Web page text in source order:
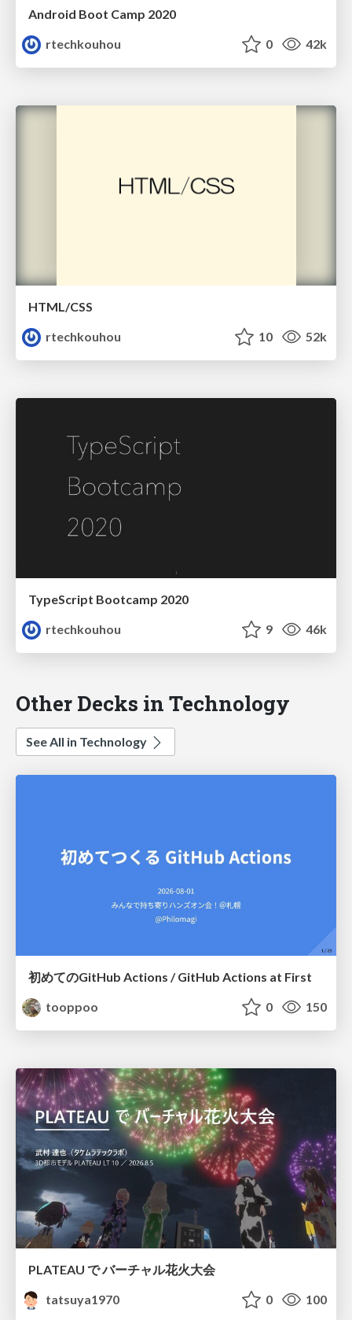
Android Boot Camp 2020
rtechkouhou
0 42k
HTML/CSS
rtechkouhou
10 52k
TypeScript Bootcamp 2020
rtechkouhou
9 46k
Other Decks in Technology
See All in Technology
初めてのGitHub Actions / GitHub Actions at First
tooppoo
0 150
PLATEAU で バーチャル花火大会
tatsuya1970
0 100